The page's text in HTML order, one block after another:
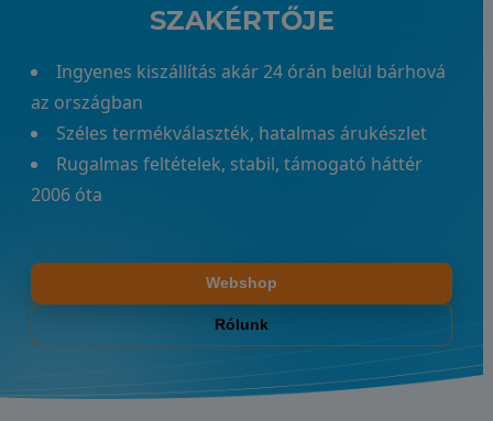
SZAKÉRTŐJE
Ingyenes kiszállítás akár 24 órán belül bárhová
az országban
Széles termékválaszték, hatalmas árukészlet
Rugalmas feltételek, stabil, támogató háttér
2006 óta
Webshop
Rólunk